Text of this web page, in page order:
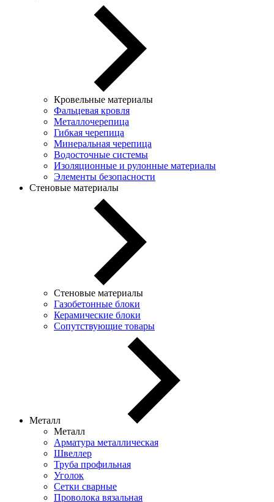
Кровельные материалы
Фальцевая кровля
Металлочерепица
Гибкая черепица
Минеральная черепица
Водосточные системы
Изоляционные и рулонные материалы
Элементы безопасности
Стеновые материалы
Стеновые материалы
Газобетонные блоки
Керамические блоки
Сопутствующие товары
Металл
Металл
Арматура металлическая
Швеллер
Труба профильная
Уголок
Сетки сварные
Проволока вязальная